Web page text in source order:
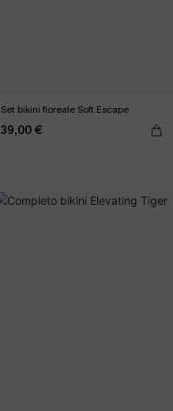
Set bikini floreale Soft Escape
39,00 €